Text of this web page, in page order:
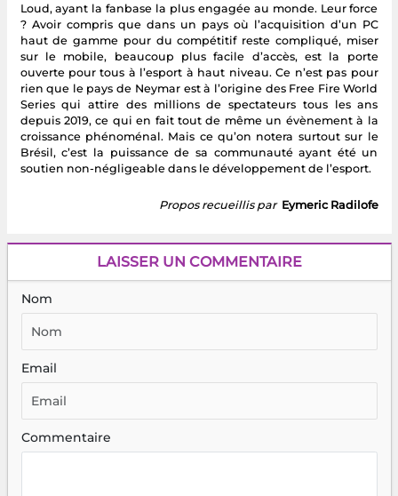
Loud, ayant la fanbase la plus engagée au monde. Leur force
? Avoir compris que dans un pays où l’acquisition d’un PC
haut de gamme pour du compétitif reste compliqué, miser
sur le mobile, beaucoup plus facile d’accès, est la porte
ouverte pour tous à l’esport à haut niveau. Ce n’est pas pour
rien que le pays de Neymar est à l’origine des Free Fire World
Series qui attire des millions de spectateurs tous les ans
depuis 2019, ce qui en fait tout de même un évènement à la
croissance phénoménal. Mais ce qu’on notera surtout sur le
Brésil, c’est la puissance de sa communauté ayant été un
soutien non-négligeable dans le développement de l’esport.
Propos recueillis par Eymeric Radilofe
LAISSER UN COMMENTAIRE
Nom
Email
Commentaire